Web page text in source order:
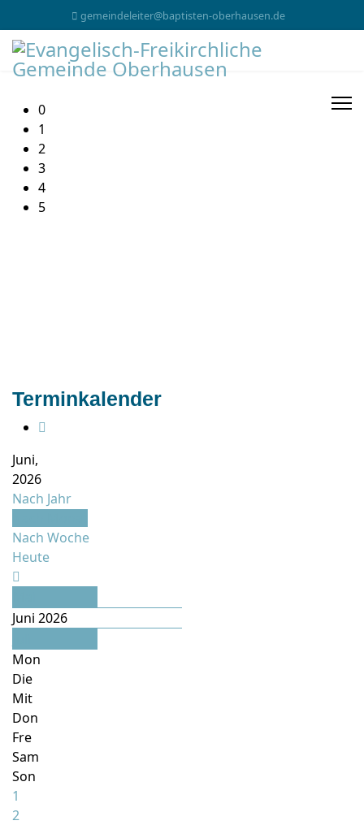
gemeindeleiter@baptisten-oberhausen.de
0
1
2
3
4
5
Terminkalender
Juni,
2026
Nach Jahr
Nach Woche
Heute
Juni 2026
Mon
Die
Mit
Don
Fre
Sam
Son
1
2